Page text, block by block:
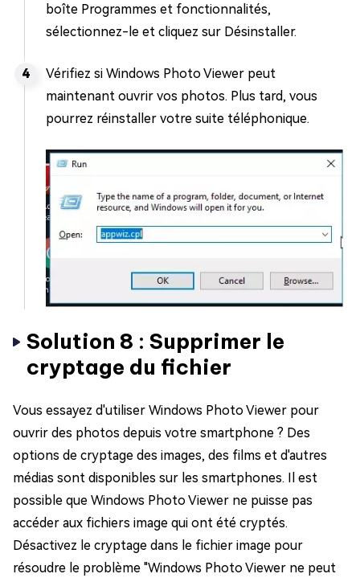
boîte Programmes et fonctionnalités,
sélectionnez-le et cliquez sur Désinstaller.
Vérifiez si Windows Photo Viewer peut
maintenant ouvrir vos photos. Plus tard, vous
pourrez réinstaller votre suite téléphonique.
Solution 8 : Supprimer le
cryptage du fichier
Vous essayez d'utiliser Windows Photo Viewer pour
ouvrir des photos depuis votre smartphone ? Des
options de cryptage des images, des films et d'autres
médias sont disponibles sur les smartphones. Il est
possible que Windows Photo Viewer ne puisse pas
accéder aux fichiers image qui ont été cryptés.
Désactivez le cryptage dans le fichier image pour
résoudre le problème "Windows Photo Viewer ne peut